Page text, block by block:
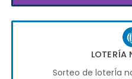
LOTERÍA
Sorteo de loterÍa